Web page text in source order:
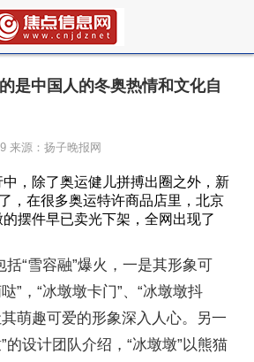
是中国人的冬奥热情和文化自
来源：扬子晚报网
，除了奥运健儿拼搏出圈之外，新
，在很多奥运特许商品店里，北京
摆件早已卖光下架，全网出现了
括“雪容融”爆火，一是其形象可
”，“冰墩墩卡门”、“冰墩墩抖
萌趣可爱的形象深入人心。另一
的设计团队介绍，“冰墩墩”以熊猫